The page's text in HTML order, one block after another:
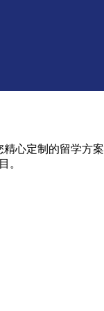
心定制的留学方
。